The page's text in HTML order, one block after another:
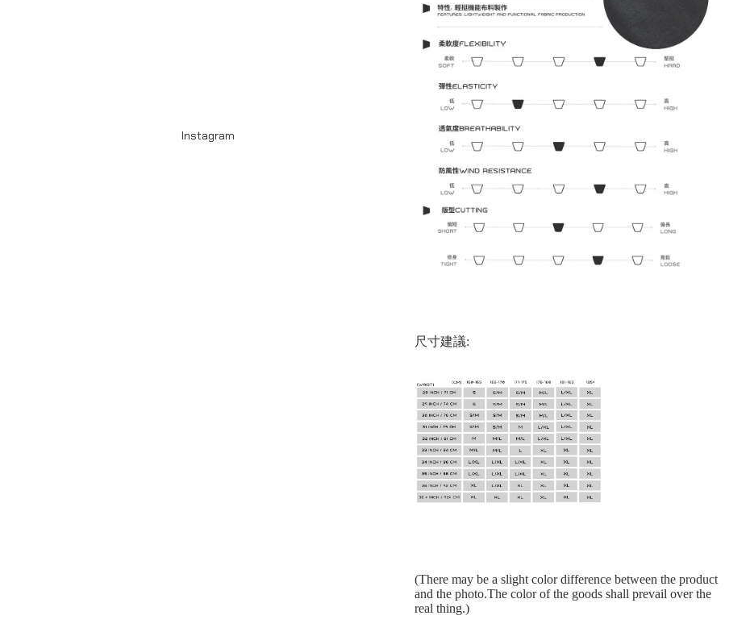
Instagram
尺寸建議:
(There may be a slight color difference between the product
and the photo.The color of the goods shall prevail over the
real thing.)